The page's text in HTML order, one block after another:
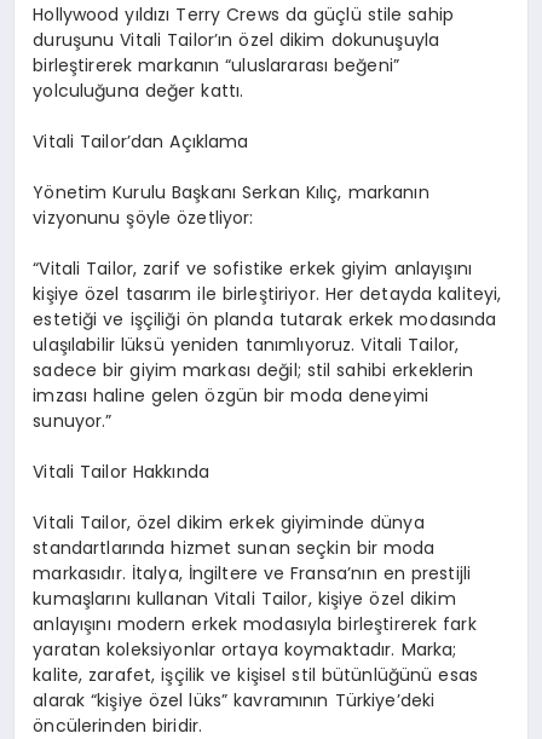
Hollywood yıldızı TerryCrews da güçlü stile sahip
duruşunu Vitali Tailor’ın özel dikim dokunuşuyla
birleştirerek markanın “uluslararası beğeni”
yolculuğuna değer kattı.
Vitali Tailor’dan Açıklama
Yönetim Kurulu Başkanı Serkan Kılıç, markanın
vizyonunu şöyle özetliyor:
“Vitali Tailor, zarif ve sofistike erkek giyim anlayışını
kişiye özel tasarım ile birleştiriyor. Her detayda kaliteyi,
estetiği ve işçiliği ön planda tutarak erkek modasında
ulaşılabilir lüksü yeniden tanımlıyoruz. Vitali Tailor,
sadece bir giyim markası değil; stil sahibi erkeklerin
imzası haline gelen özgün bir moda deneyimi
sunuyor.”
Vitali Tailor Hakkında
Vitali Tailor, özel dikim erkek giyiminde dünya
standartlarında hizmet sunan seçkin bir moda
markasıdır. İtalya, İngiltere ve Fransa’nın en prestijli
kumaşlarını kullanan Vitali Tailor, kişiye özel dikim
anlayışını modern erkek modasıyla birleştirerek fark
yaratan koleksiyonlar ortaya koymaktadır. Marka;
kalite, zarafet, işçilik ve kişisel stil bütünlüğünü esas
alarak “kişiye özel lüks” kavramının Türkiye’deki
öncülerinden biridir.